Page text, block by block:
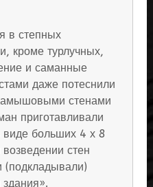
в степных
кроме турлучных,
и саманные
даже потеснили
стенами
приготавливали
виде больших 4 х 8
стен
(подкладывали)